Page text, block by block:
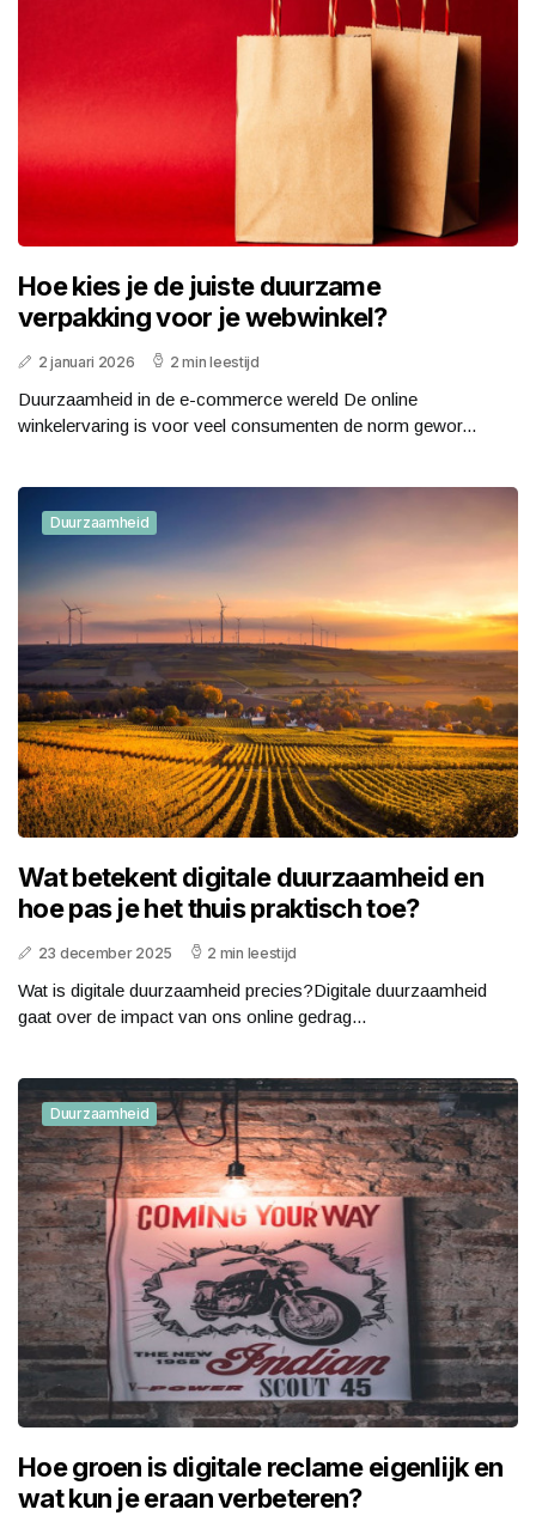
Hoe kies je de juiste duurzame
verpakking voor je webwinkel?
2 januari 2026 2 min leestijd
Duurzaamheid in de e-commerce wereld De online
winkelervaring is voor veel consumenten de norm gewor...
Duurzaamheid
Wat betekent digitale duurzaamheid en
hoe pas je het thuis praktisch toe?
23 december 2025 2 min leestijd
Wat is digitale duurzaamheid precies?Digitale duurzaamheid
gaat over de impact van ons online gedrag...
Duurzaamheid
Hoe groen is digitale reclame eigenlijk en
wat kun je eraan verbeteren?